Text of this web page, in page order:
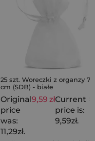
25 szt. Woreczki z organzy 7
cm (SDB) - białe
Original
price
was:
11,29zł.
9,59 złCurrent
price is:
9,59zł.